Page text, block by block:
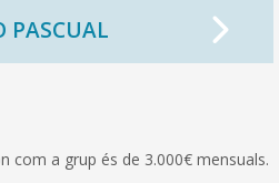
PASCUAL
com a grup és de 3.000€ mensuals.